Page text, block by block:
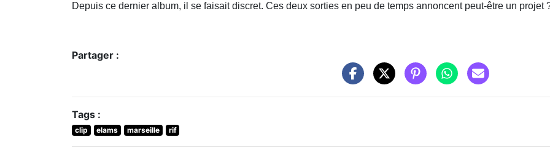
Depuis ce dernier album, il se faisait discret. Ces deux sorties en peu de temps annoncent peut-être un projet
Partager :
Tags :
clip elams marseille rif